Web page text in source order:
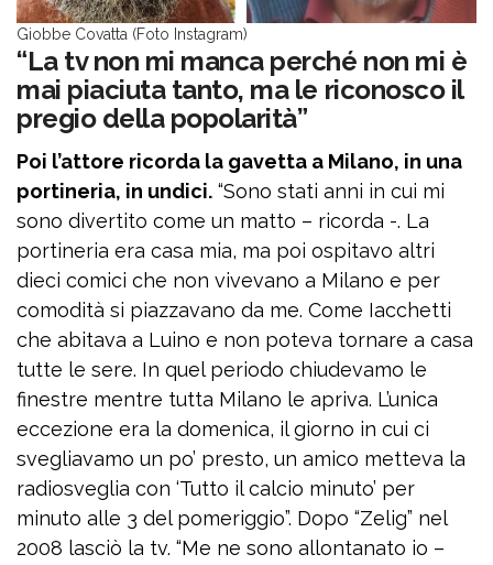
Giobbe Covatta (Foto Instagram)
“La tv non mi manca perché non mi è
mai piaciuta tanto, ma le riconosco il
pregio della popolarità”
Poi l’attore ricorda la gavetta a Milano, in una
portineria, in undici. “Sono stati anni in cui mi
sono divertito come un matto – ricorda -. La
portineria era casa mia, ma poi ospitavo altri
dieci comici che non vivevano a Milano e per
comodità si piazzavano da me. Come Iacchetti
che abitava a Luino e non poteva tornare a casa
tutte le sere. In quel periodo chiudevamo le
finestre mentre tutta Milano le apriva. L’unica
eccezione era la domenica, il giorno in cui ci
svegliavamo un po’ presto, un amico metteva la
radiosveglia con ‘Tutto il calcio minuto’ per
minuto alle 3 del pomeriggio”. Dopo “Zelig” nel
2008 lasciò la tv. “Me ne sono allontanato io –